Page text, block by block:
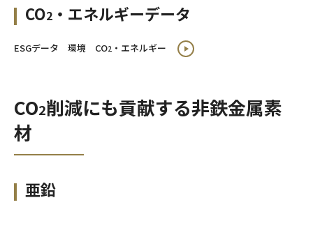
CO2 ・エネルギーデータ
ESGデータ 環境 CO2 ・エネルギー
CO2削減にも貢献する非鉄金属素
材
亜鉛